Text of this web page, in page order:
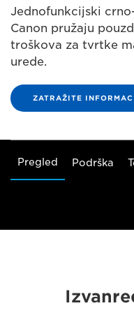
Jednofunkcijski
Canon pružaju
troškova za tvrtke
urede.
ZATRAŽITE
Pregled Podrška